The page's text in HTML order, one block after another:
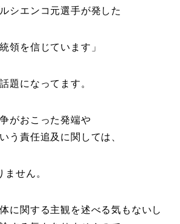
シエンコ元選手が発した
領を信じています」
題になってます。
がおこった発端や
う責任追及に関しては、
せん。
に関する主観を述べる気もないし